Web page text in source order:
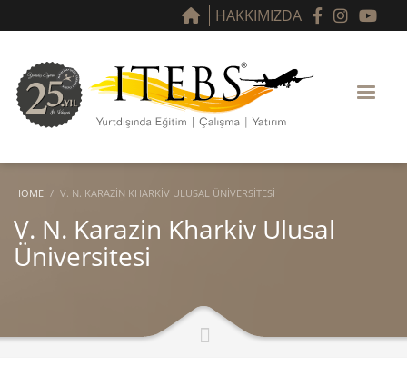
HAKKIMIZDA
HOME V. N. KARAZIN KHARKIV ULUSAL ÜNIVERSITESI
V. N. Karazin Kharkiv Ulusal
Üniversitesi